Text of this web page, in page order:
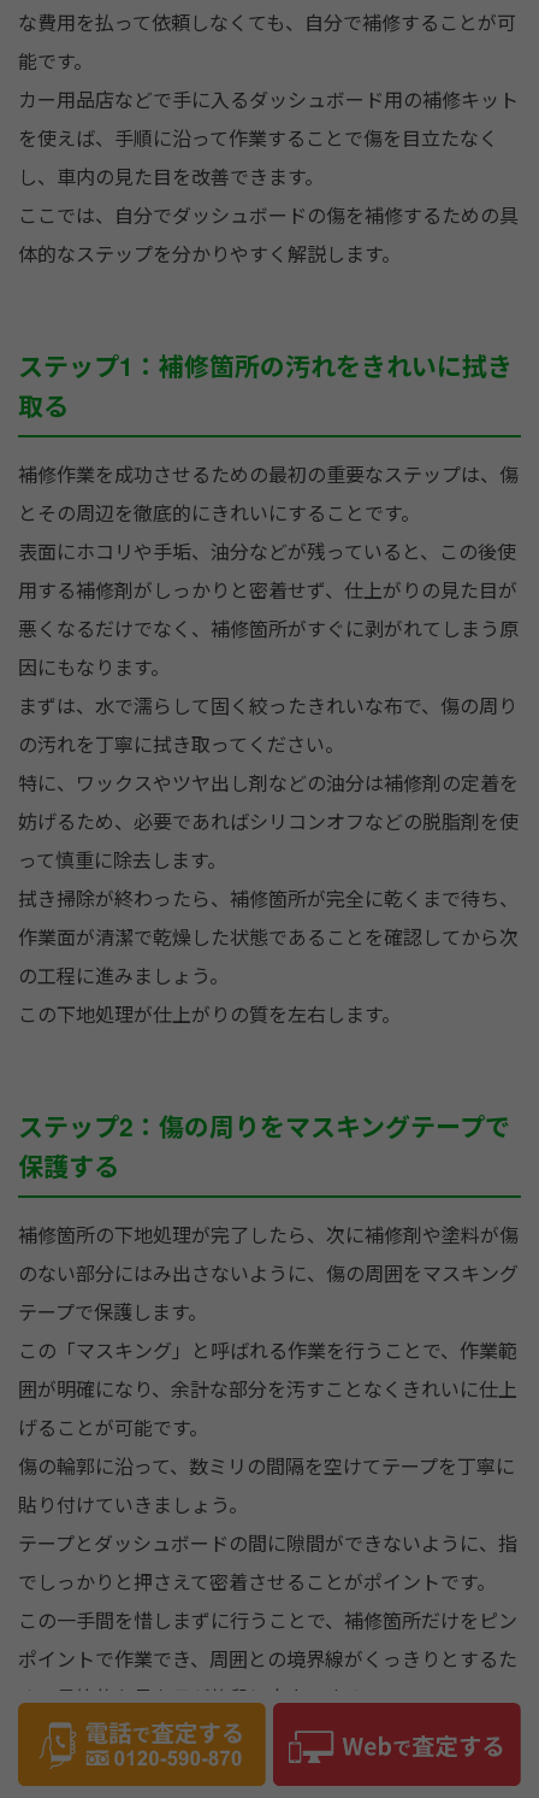
な費用を払って依頼しなくても、自分で補修することが可
能です。
カー用品店などで手に入るダッシュボード用の補修キット
を使えば、手順に沿って作業することで傷を目立たなく
し、車内の見た目を改善できます。
ここでは、自分でダッシュボードの傷を補修するための具
体的なステップを分かりやすく解説します。
ステップ1：補修箇所の汚れをきれいに拭き
取る
補修作業を成功させるための最初の重要なステップは、傷
とその周辺を徹底的にきれいにすることです。
表面にホコリや手垢、油分などが残っていると、この後使
用する補修剤がしっかりと密着せず、仕上がりの見た目が
悪くなるだけでなく、補修箇所がすぐに剥がれてしまう原
因にもなります。
まずは、水で濡らして固く絞ったきれいな布で、傷の周り
の汚れを丁寧に拭き取ってください。
特に、ワックスやツヤ出し剤などの油分は補修剤の定着を
妨げるため、必要であればシリコンオフなどの脱脂剤を使
って慎重に除去します。
拭き掃除が終わったら、補修箇所が完全に乾くまで待ち、
作業面が清潔で乾燥した状態であることを確認してから次
の工程に進みましょう。
この下地処理が仕上がりの質を左右します。
ステップ2：傷の周りをマスキングテープで
保護する
補修箇所の下地処理が完了したら、次に補修剤や塗料が傷
のない部分にはみ出さないように、傷の周囲をマスキング
テープで保護します。
この「マスキング」と呼ばれる作業を行うことで、作業範
囲が明確になり、余計な部分を汚すことなくきれいに仕上
げることが可能です。
傷の輪郭に沿って、数ミリの間隔を空けてテープを丁寧に
貼り付けていきましょう。
テープとダッシュボードの間に隙間ができないように、指
でしっかりと押さえて密着させることがポイントです。
この一手間を惜しまずに行うことで、補修箇所だけをピン
ポイントで作業でき、周囲との境界線がくっきりとするた
め、最終的な見た目が格段に向上します。
簡単な作業ですが、仕上がりの美しさに大きく影響する重
要な工程です。